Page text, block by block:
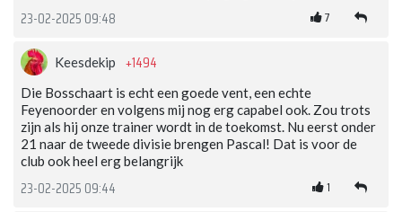
23-02-2025 09:48 7
Keesdekip +1494
Die Bosschaart is echt een goede vent, een echte
Feyenoorder en volgens mij nog erg capabel ook. Zou trots
zijn als hij onze trainer wordt in de toekomst. Nu eerst onder
21 naar de tweede divisie brengen Pascal! Dat is voor de
club ook heel erg belangrijk
23-02-2025 09:44 1